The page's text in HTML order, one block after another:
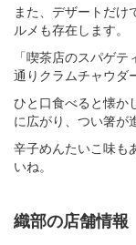
また、デザートだ
ルメも存在します。
「喫茶店のスパゲ
通りクラムチャウダ
ひと口食べると懐か
に広がり、つい箸が
辛子めんたいこ味も
いね。
織部の店舗情報